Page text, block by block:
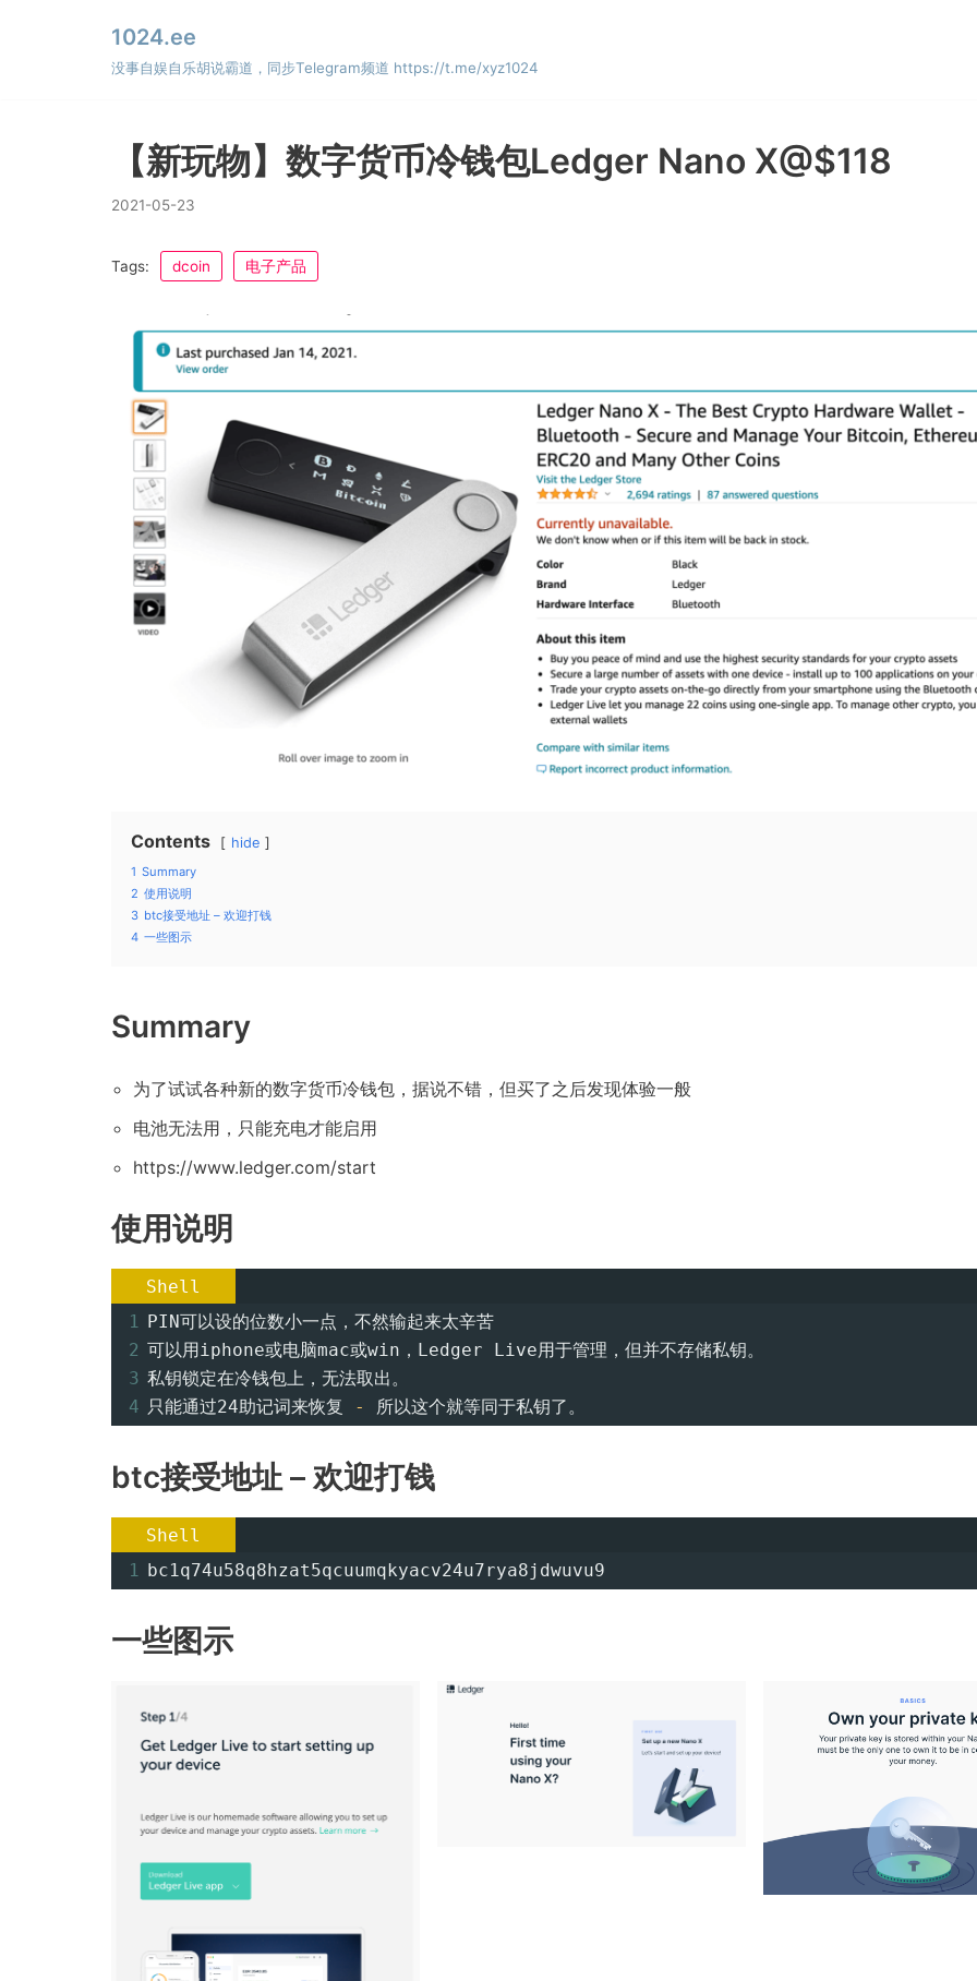
1024.ee
没事自娱自乐胡说霸道，同步Telegram频道 https://t.me/xyz1024
【新玩物】数字货币冷钱包Ledger Nano X@$118
2021-05-23
Tags: dcoin 电子产品
Contents hide
1 Summary
2 使用说明
3 btc接受地址 – 欢迎打钱
4 一些图示
Summary
为了试试各种新的数字货币冷钱包，据说不错，但买了之后发现体验一般
电池无法用，只能充电才能启用
https://www.ledger.com/start
使用说明
Shell
1 PIN可以设的位数小一点，不然输起来太辛苦
2 可以用iphone或电脑mac或win，Ledger Live用于管理，但并不存储私钥。
3 私钥锁定在冷钱包上，无法取出。
4 只能通过24助记词来恢复 - 所以这个就等同于私钥了。
btc接受地址 – 欢迎打钱
Shell
1
bc1q74u58q8hzat5qcuumqkyacv24u7rya8jdwuvu9
一些图示